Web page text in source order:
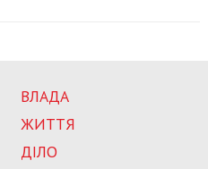
ВЛАДА
ЖИТТЯ
ДІЛО